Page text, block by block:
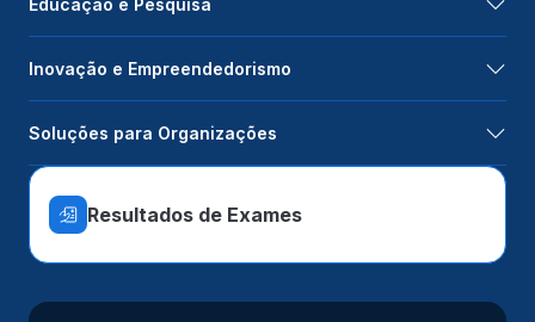
Educação e Pesquisa
Inovação e Empreendedorismo
Soluções para Organizações
Resultados de Exames